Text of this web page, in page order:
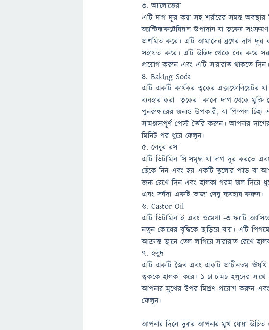
3. অ্যালোভেরা
এটি দাগ দূর করা সহ শরীরের সমস্ত অবস্থার
অ্যান্টিব্যাকটেরিয়াল উপাদান যা ত্বকের
প্রশমিত করে। এটি আমাদের ব্রণের দাগ দূর
সহায়তা করে। এটি উদ্ভিদ থেকে বের করে
প্রয়োগ করুন এবং এটি সারারাত থাকতে
4. Baking Soda
এটি একটি কার্যকর ত্বকের এক্সফোলিয়েটর
ব্যবহার করা ত্বকের কালো দাগ থেকে মুক্তি
পুনরুদ্ধারের জন্যও উপকারী, যা পিম্পল
সামঞ্জস্যপূর্ণ পেস্ট তৈরি করুন। আপনার
মিনিট পর ধুয়ে ফেলুন।
5. লেবুর রস
এটি ভিটামিন সি সমৃদ্ধ যা দাগ দূর করতে
ছেঁকে নিন এবং হয় একটি তুলোর প্যাড বা
জন্য রেখে দিন এবং হালকা গরম জল দিয়ে
এবং সর্বদা একটি তাজা লেবু ব্যবহার করুন।
6. Castor Oil
এটি ভিটামিন ই এবং ওমেগা -3 ফ্যাটি
নতুন কোষের বৃদ্ধিকে ছাড়িয়ে যায়। এটি
আক্রান্ত স্থানে তেল লাগিয়ে সারারাত রেখে
7. হলুদ
এটি একটি জৈব এবং একটি প্রাচীনতম ঔষধি
ত্বককে হালকা করে। ১ চা চামচ হলুদের
আপনার মুখের উপর মিশ্রণ প্রয়োগ করুন
ফেলুন।
আপনার দিনে দুবার আপনার মুখ ধোয়া উচিত